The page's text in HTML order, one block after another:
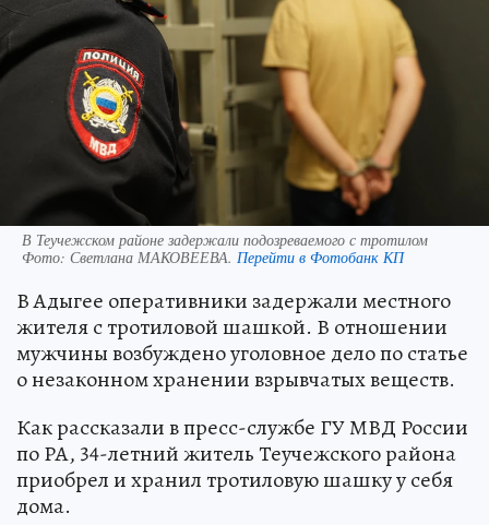
В Теучежском районе задержали подозреваемого с тротилом
Фото: Светлана МАКОВЕЕВА. Перейти в Фотобанк КП
В Адыгее оперативники задержали местного
жителя с тротиловой шашкой. В отношении
мужчины возбуждено уголовное дело по статье
о незаконном хранении взрывчатых веществ.
Как рассказали в пресс-службе ГУ МВД России
по РА, 34-летний житель Теучежского района
приобрел и хранил тротиловую шашку у себя
дома.